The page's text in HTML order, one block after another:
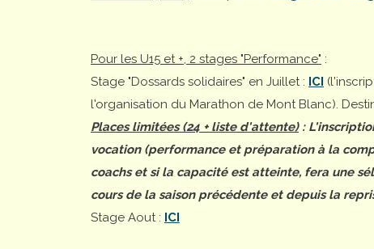
Pour les U15 et +, 2 stages "Performance" :
Stage "Dossards solidaires" en Juillet : ICI
l'organisation du Marathon de Mont Blanc).
Places limitées (24 + liste d'attente):
vocation (performance et préparation à la
coachs et si la capacité est atteinte, fera une
cours de la saison précédente et depuis la
Stage Aout : ICI